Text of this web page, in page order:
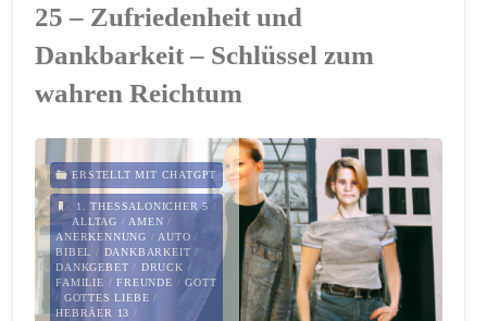
25 – Zufriedenheit und
Dankbarkeit – Schlüssel zum
wahren Reichtum
ERSTELLT MIT CHATGPT
1. THESSALONICHER 5 /
ALLTAG / AMEN /
ANERKENNUNG / AUTO /
BIBEL / DANKBARKEIT /
DANKGEBET / DRUCK /
FAMILIE /FREUNDE /GOTT
/ GOTTES LIEBE /
HEBRÄER 13 /